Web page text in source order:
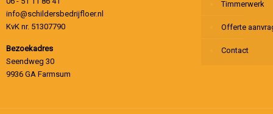
info@schildersbedrijfloer.nl
KvK nr. 51307790
Bezoekadres
Seendweg 30
9936 GA Farmsum
Timmerwerk
Offerte
Contact